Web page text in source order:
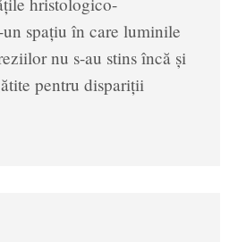
spațiu în care luminile
nu s-au stins încă și
pentru dispariții